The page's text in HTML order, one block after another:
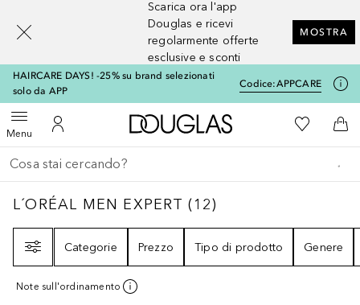
Scarica ora l'app
Douglas e ricevi
regolarmente offerte
esclusive e sconti
MOSTRA
HAIRCARE DAYS! -25% su brand selezionati
solo da APP
Codice:APPCARE
MenuApri menuAl Mio Account
A Douglas HomeAlla Mia
Al
Torna indietro
Esegui ricerca
L´ORÉAL MEN EXPERT 12
L´ORÉAL MEN EXPERT (12)
Categorie
Prezzo Tipo di prodotto Genere
Note sull'ordinamento
[navigation.slideout.screenreader]